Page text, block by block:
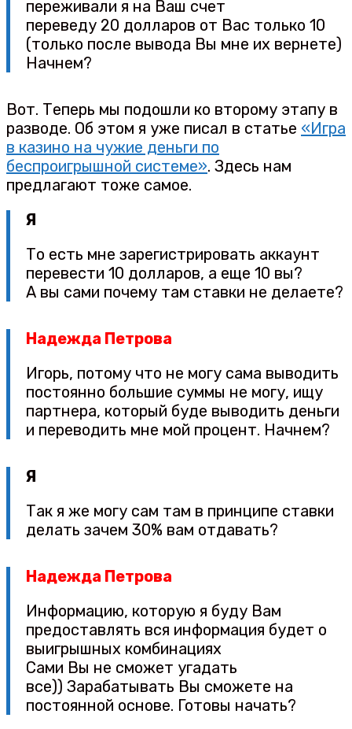
переживали я на Ваш счет
переведу 20 долларов от Вас только 10
(только после вывода Вы мне их вернете)
Начнем?
Вот. Теперь мы подошли ко второму этапу в
разводе. Об этом я уже писал в статье «Игра
в казино на чужие деньги по
беспроигрышной системе». Здесь нам
предлагают тоже самое.
Я
То есть мне зарегистрировать аккаунт
перевести 10 долларов, а еще 10 вы?
А вы сами почему там ставки не делаете?
Надежда Петрова
Игорь, потому что не могу сама выводить
постоянно большие суммы не могу, ищу
партнера, который буде выводить деньги
и переводить мне мой процент. Начнем?
Я
Так я же могу сам там в принципе ставки
делать зачем 30% вам отдавать?
Надежда Петрова
Информацию, которую я буду Вам
предоставлять вся информация будет о
выигрышных комбинациях
Сами Вы не сможет угадать
все)) Зарабатывать Вы сможете на
постоянной основе. Готовы начать?